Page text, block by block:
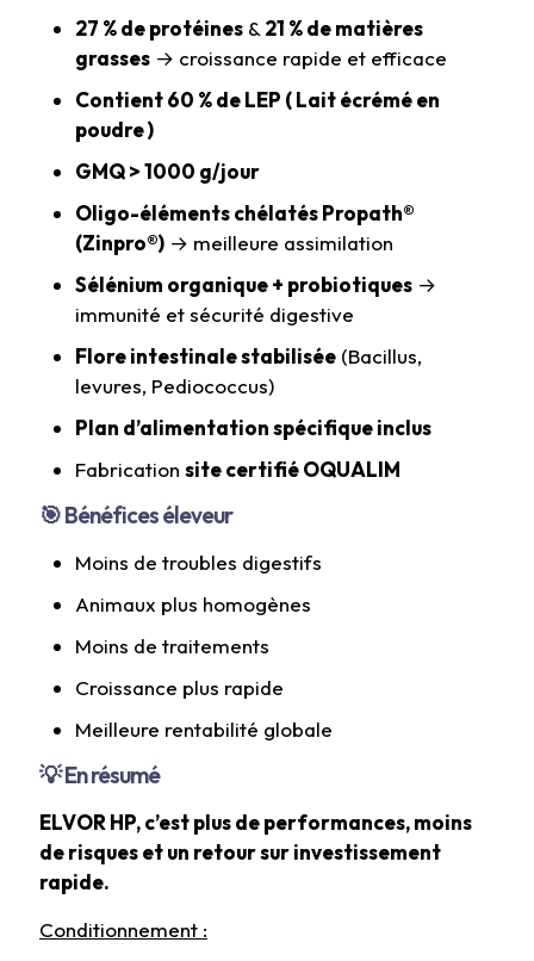
27 % de protéines & 21 % de matières
grasses → croissance rapide et efficace
Contient 60 % de LEP ( Lait écrémé en
poudre )
GMQ > 1000 g/jour
Oligo-éléments chélatés Propath®
(Zinpro®) → meilleure assimilation
Sélénium organique + probiotiques →
immunité et sécurité digestive
Flore intestinale stabilisée (Bacillus,
levures, Pediococcus)
Plan d’alimentation spécifique inclus
Fabrication site certifié OQUALIM
🎯 Bénéfices éleveur
Moins de troubles digestifs
Animaux plus homogènes
Moins de traitements
Croissance plus rapide
Meilleure rentabilité globale
💡 En résumé
ELVOR HP, c’est plus de performances, moins
de risques et un retour sur investissement
rapide.
Conditionnement :